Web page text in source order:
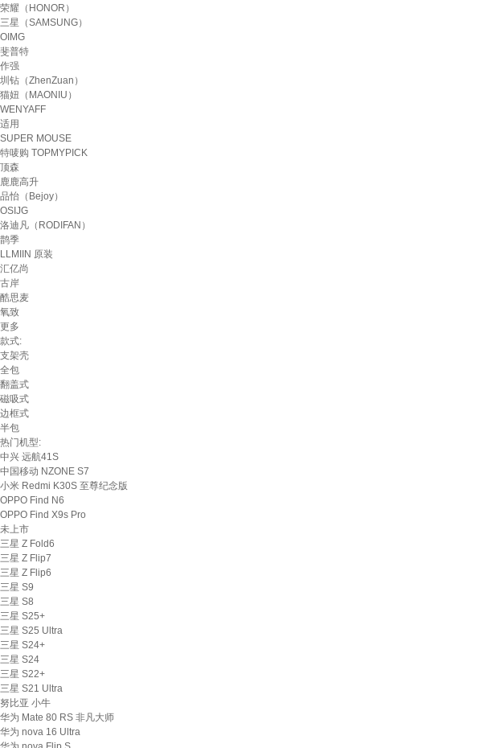
荣耀（HONOR）
三星（SAMSUNG）
OIMG
斐普特
作强
圳钻（ZhenZuan）
猫妞（MAONIU）
WENYAFF
适用
SUPER MOUSE
特唛购 TOPMYPICK
顶森
鹿鹿高升
品怡（Bejoy）
OSIJG
洛迪凡（RODIFAN）
鹊季
LLMIIN 原装
汇亿尚
古岸
酷思麦
氧致
更多
款式:
支架壳
全包
翻盖式
磁吸式
边框式
半包
热门机型:
中兴 远航41S
中国移动 NZONE S7
小米 Redmi K30S 至尊纪念版
OPPO Find N6
OPPO Find X9s Pro
未上市
三星 Z Fold6
三星 Z Flip7
三星 Z Flip6
三星 S9
三星 S8
三星 S25+
三星 S25 Ultra
三星 S24+
三星 S24
三星 S22+
三星 S21 Ultra
努比亚 小牛
华为 Mate 80 RS 非凡大师
华为 nova 16 Ultra